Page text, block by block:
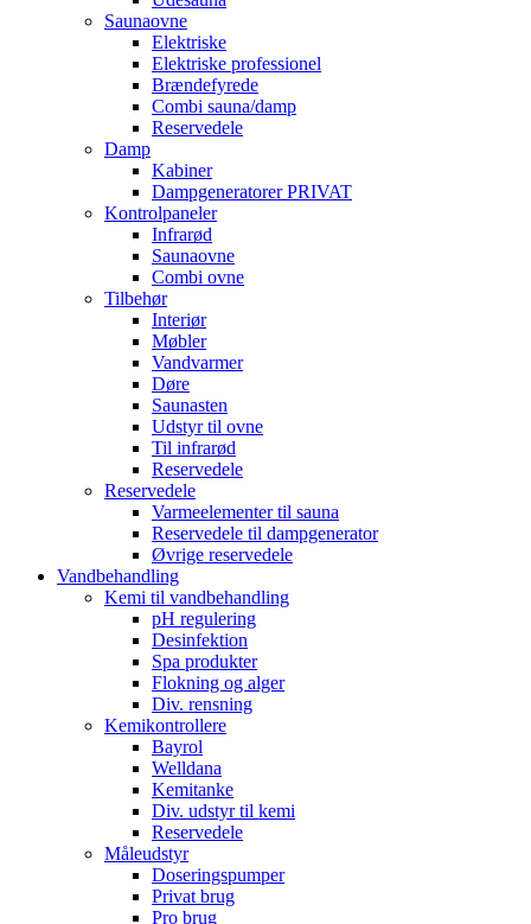
Saunaovne
Elektriske
Elektriske professionel
Brændefyrede
Combi sauna/damp
Reservedele
Damp
Kabiner
Dampgeneratorer PRIVAT
Kontrolpaneler
Infrarød
Saunaovne
Combi ovne
Tilbehør
Interiør
Møbler
Vandvarmer
Døre
Saunasten
Udstyr til ovne
Til infrarød
Reservedele
Reservedele
Varmeelementer til sauna
Reservedele til dampgenerator
Øvrige reservedele
Vandbehandling
Kemi til vandbehandling
pH regulering
Desinfektion
Spa produkter
Flokning og alger
Div. rensning
Kemikontrollere
Bayrol
Welldana
Kemitanke
Div. udstyr til kemi
Reservedele
Måleudstyr
Doseringspumper
Privat brug
Pro brug